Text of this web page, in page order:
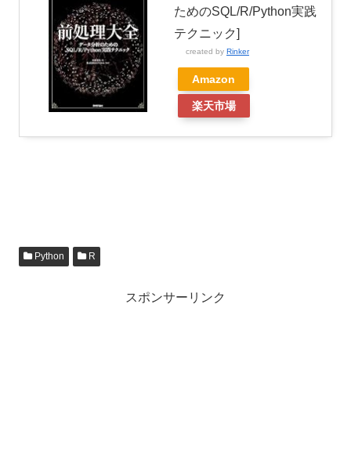
ためのSQL/R/Python実践
テクニック]
created by Rinker
Amazon
楽天市場
Python R
スポンサーリンク